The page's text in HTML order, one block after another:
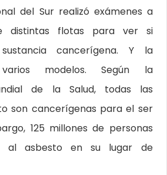
del Sur realizó exámenes a
distintas flotas para ver si
cancerígena. Y la
modelos. Según la
de la Salud, todas las
son cancerígenas para el ser
125 millones de personas
al asbesto en su lugar de